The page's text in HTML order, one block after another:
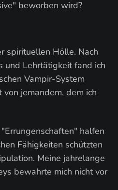
beworben wird?
spirituellen Hölle. Nach
und Lehrtätigkeit fand ich
Vampir-System
jemandem, dem ich
halfen
Fähigkeiten schützten
Meine jahrelange
bewahrte mich nicht vor